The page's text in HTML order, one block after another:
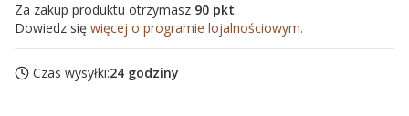
Za zakup produktu otrzymasz 90 pkt.
Dowiedz się więcej o programie lojalnościowym.
Czas wysyłki:24 godziny